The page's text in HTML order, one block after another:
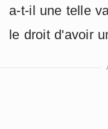
a-t-il une telle
le droit d'avoir